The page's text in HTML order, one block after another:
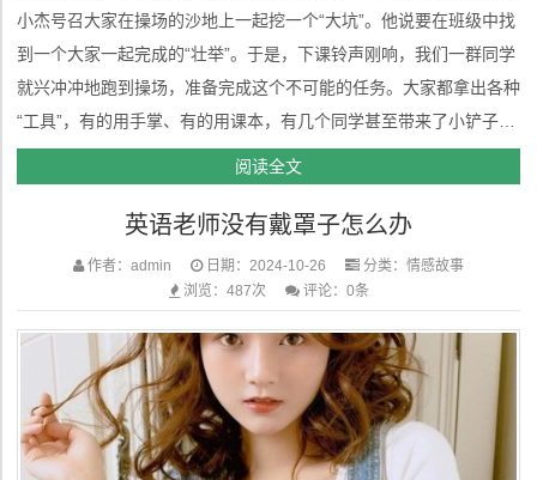
小杰号召大家在操场的沙地上一起挖一个“大坑”。他说要在班级中找
到一个大家一起完成的“壮举”。于是，下课铃声刚响，我们一群同学
就兴冲冲地跑到操场，准备完成这个不可能的任务。大家都拿出各种
“工具”，有的用手掌、有的用课本，有几个同学甚至带来了小铲子。
于是，整个操场上出现了一大群专注挖沙子的孩子，一边说笑一边小
心翼翼地挖，仿佛在进行一项严肃而神圣的仪式。大家越挖越深，渐
渐形成了一个...
阅读全文
英语老师没有戴罩子怎么办
作者：admin 日期：2024-10-26 分类： 情感故事
浏览：487次
评论：0条